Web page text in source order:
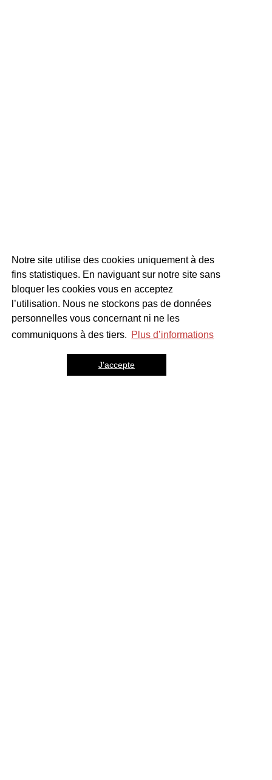
Notre site utilise des cookies uniquement à des
fins statistiques. En naviguant sur notre site sans
bloquer les cookies vous en acceptez
l’utilisation. Nous ne stockons pas de données
personnelles vous concernant ni ne les
communiquons à des tiers. Plus d’informations
J'accepte